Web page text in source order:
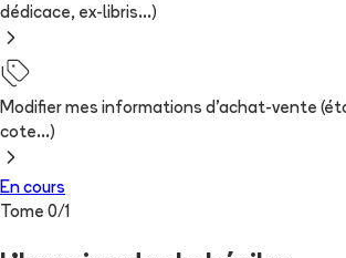
dédicace, ex-libris...)
Modifier mes informations d'achat-vente
cote...)
En cours
Tome 0/1